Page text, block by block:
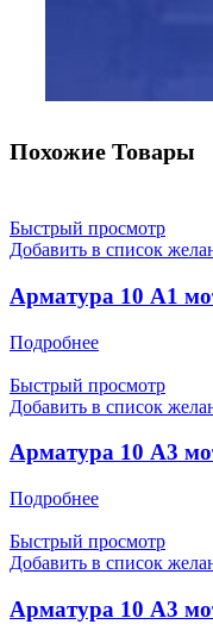
Похожие Товары
Быстрый просмотр
Добавить в список
Арматура 10 А1
Подробнее
Быстрый просмотр
Добавить в список
Арматура 10 А3
Подробнее
Быстрый просмотр
Добавить в список
Арматура 10 А3